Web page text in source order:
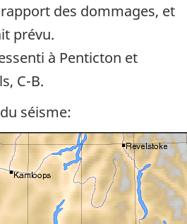
des dommages, et
prévu.
à Penticton et
C-B.
séisme: